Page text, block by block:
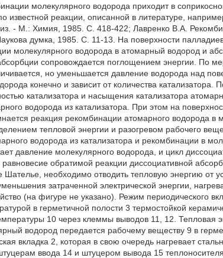
молекулярного водорода приходит в
известной реакции, описанной в литературе,
- М.: Химия, 1985. С. 418-422; Лавренко В.А.
думка, 1985. С. 11-13. На поверхности
молекулярного водорода в атомарный водород и
сопровождается поглощением энергии. По
но уменьшается давление водорода над
конечно и зависит от количества катализатора.
катализатора и насыщения катализатора
водорода из катализатора. При этом на
реакция рекомбинации атомарного водорода в
тепловой энергии и разогревом рабочего
водорода из катализатора и рекомбинации в
давление молекулярного водорода, и цикл
обратимой реакции диссоциативной
необходимо отводить тепловую энергию от
затраченной электрической энергии,
(на фигуре не указано). Режим периодического
в герметичной полости 3 термостойкой
10 через клеммы выводов 11, 12. Тепловая
водород передается рабочему веществу 9 в
вкладка 2, которая в свою очередь нагревает
ввода 14 и штуцером вывода 15